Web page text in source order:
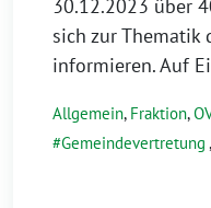
30.12.2023 über
sich zur Thematik
informieren. Auf
Allgemein, Fraktion,
Gemeindevertretung ,